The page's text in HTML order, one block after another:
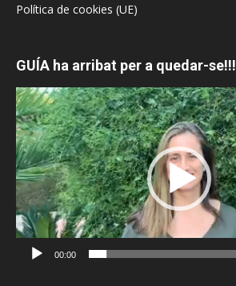
Política de cookies (UE)
GUÍA ha arribat per a quedar-se!!!
Reproductor
de
vídeo
00:00